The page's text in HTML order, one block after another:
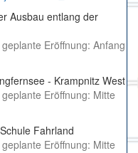
Ausbau entlang der
geplante Eröffnung: Anfang
- Krampnitz West
geplante Eröffnung: Mitte
Fahrland
geplante Eröffnung: Mitte